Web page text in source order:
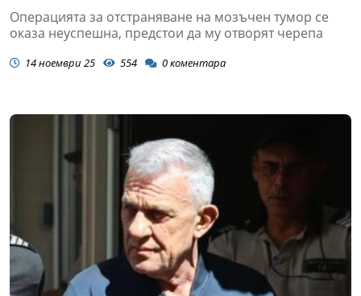
Операцията за отстраняване на мозъчен тумор се
оказа неуспешна, предстои да му отворят черепа
14 ноември 25 554 0коментара